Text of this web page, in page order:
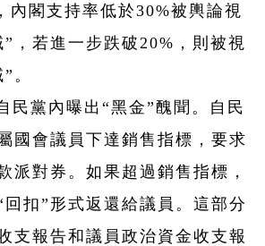
內閣支持率低於30%被輿論視
，若進一步跌破20%，則被視
。
民黨內曝出“黑金”醜聞。自民
國會議員下達銷售指標，要求
派對券。如果超過銷售指標，
扣”形式返還給議員。這部分
支報告和議員政治資金收支報